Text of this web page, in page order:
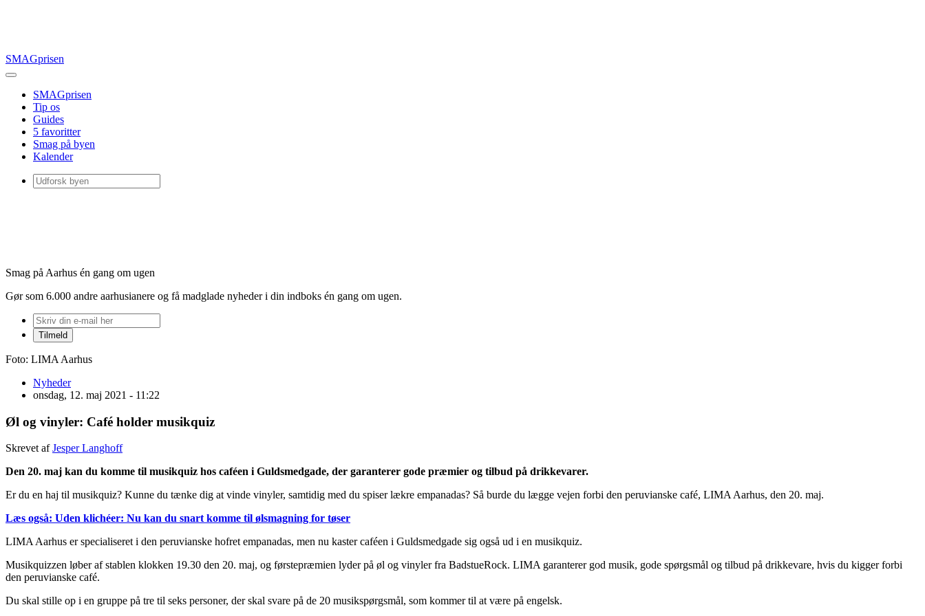
SMAGprisen
SMAGprisen
Tip os
Guides
5 favoritter
Smag på byen
Kalender
Smag på Aarhus én gang om ugen
Gør som 6.000 andre aarhusianere og få madglade nyheder i din indboks én gang om ugen.
Foto: LIMA Aarhus
Nyheder
onsdag, 12. maj 2021 - 11:22
Øl og vinyler: Café holder musikquiz
Skrevet afJesper Langhoff
Den 20. maj kan du komme til musikquiz hos caféen i Guldsmedgade, der garanterer gode præmier og tilbud på drikkevarer.
Er du en haj til musikquiz? Kunne du tænke dig at vinde vinyler, samtidig med du spiser lækre empanadas? Så burde du lægge vejen forbi den peruvianske café, LIMA Aarhus, den 20. maj.
Læs også: Uden klichéer: Nu kan du snart komme til ølsmagning for tøser
LIMA Aarhus er specialiseret i den peruvianske hofret empanadas, men nu kaster caféen i Guldsmedgade sig også ud i en musikquiz.
Musikquizzen løber af stablen klokken 19.30 den 20. maj, og førstepræmien lyder på øl og vinyler fra BadstueRock. LIMA garanterer god musik, gode spørgsmål og tilbud på drikkevare, hvis du kigger forbi
den peruvianske café.
Du skal stille op i en gruppe på tre til seks personer, der skal svare på de 20 musikspørgsmål, som kommer til at være på engelsk.